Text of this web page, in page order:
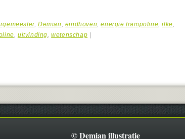
, Demian eindhoven ,energie trampoline ,ilke
uitvinding ,wetenschap |
© Demian illustratie